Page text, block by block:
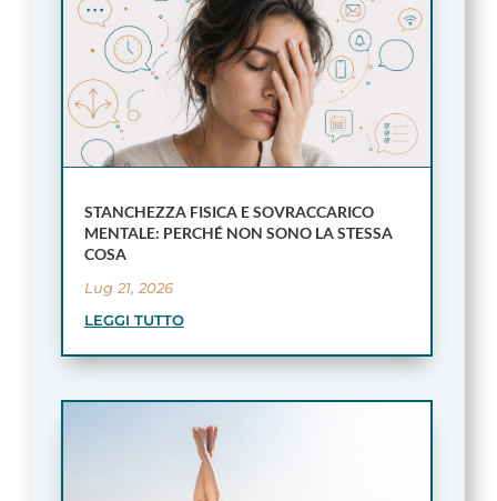
STANCHEZZA FISICA E SOVRACCARICO
MENTALE: PERCHÉ NON SONO LA STESSA
COSA
Lug 21, 2026
LEGGI TUTTO